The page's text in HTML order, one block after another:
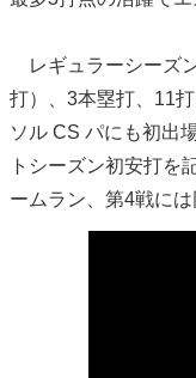
レギュラーシーズ
打）、3本塁打、11
ソル CS パにも初出
トシーズン初安打を
ームラン、第4戦に